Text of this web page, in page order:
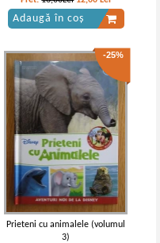
Adaugă în coș
-25%
Prieteni cu animalele (volumul
3)